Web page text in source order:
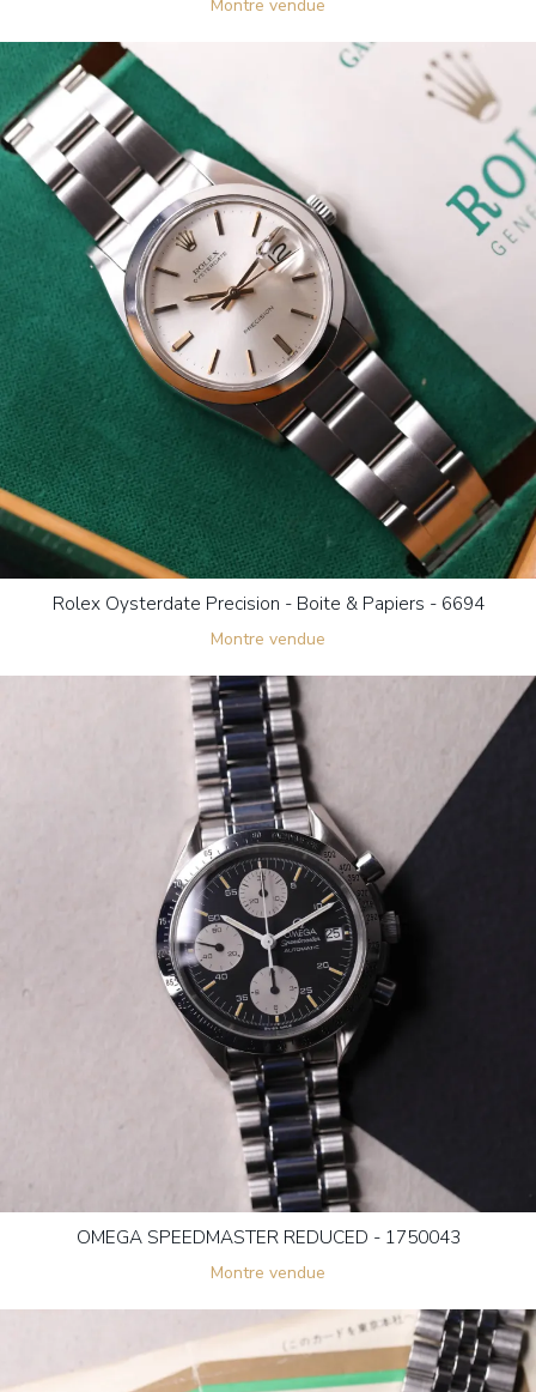
Montre vendue
Rolex Oysterdate Precision - Boite & Papiers - 6694
Montre vendue
OMEGA SPEEDMASTER REDUCED - 1750043
Montre vendue